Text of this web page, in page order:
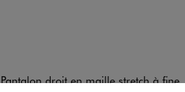
Pantalon droit en maille stretch à fines rayures pailletées femme